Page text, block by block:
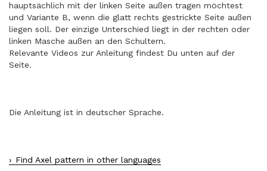
hauptsächlich mit der linken Seite außen tragen möchtest
und Variante B, wenn die glatt rechts gestrickte Seite außen
liegen soll. Der einzige Unterschied liegt in der rechten oder
linken Masche außen an den Schultern.
Relevante Videos zur Anleitung findest Du unten auf der
Seite.
Die Anleitung ist in deutscher Sprache.
Find Axel pattern in other languages